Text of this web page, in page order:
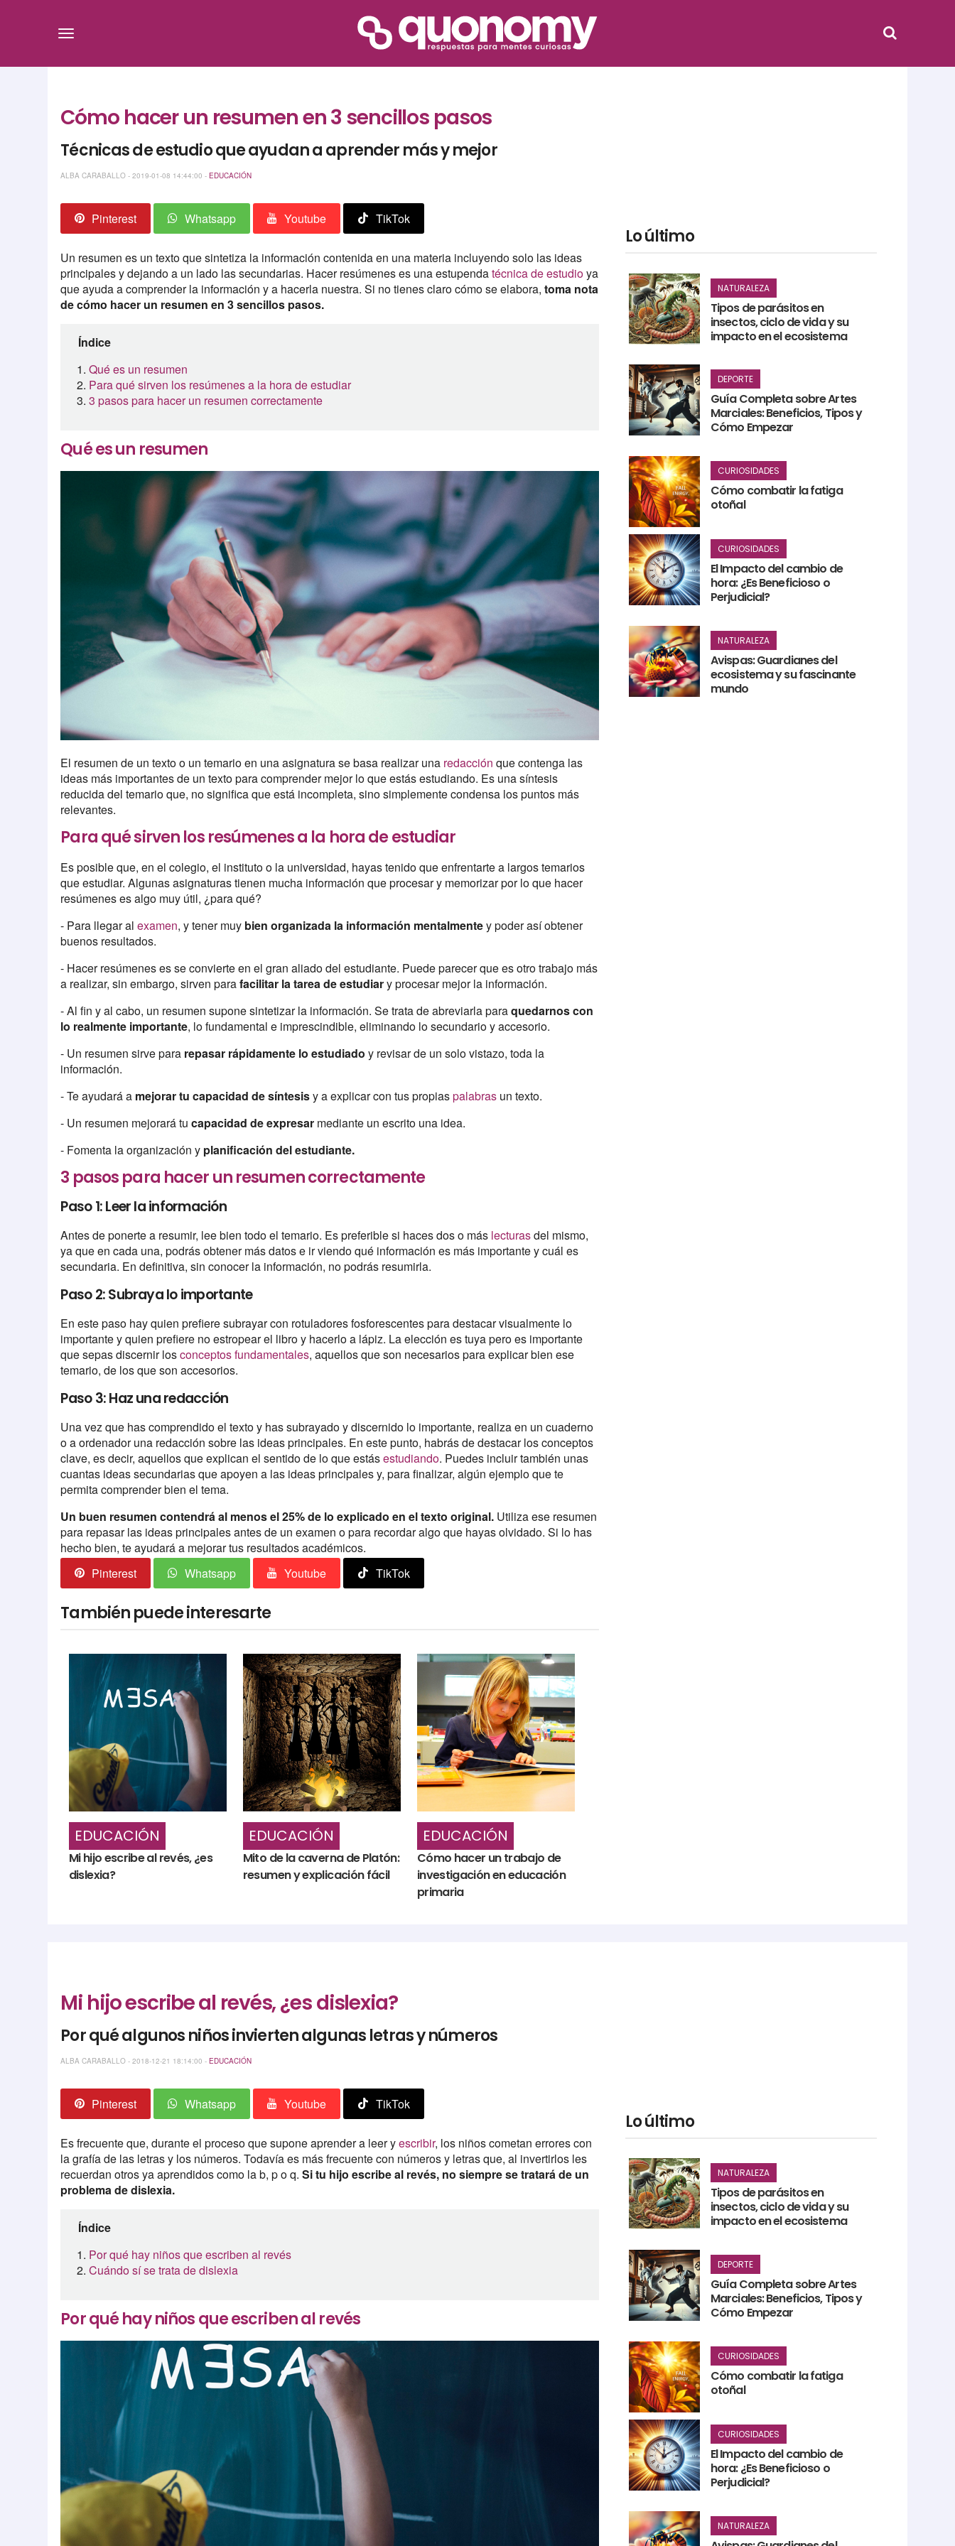
Cómo hacer un resumen en 3 sencillos pasos
Técnicas de estudio que ayudan a aprender más y mejor
ALBA CARABALLO - 2019-01-08 14:44:00 -EDUCACIÓN
Pinterest Whatsapp Youtube TikTok
Un resumen es un texto que sintetiza la información contenida en una materia incluyendo solo las ideas
principales y dejando a un lado las secundarias. Hacer resúmenes es una estupendatécnica de estudioya
que ayuda a comprender la información y a hacerla nuestra. Si no tienes claro cómo se elabora,toma nota
de cómo hacer un resumen en 3 sencillos pasos.
Índice
Qué es un resumen
Para qué sirven los resúmenes a la hora de estudiar
3 pasos para hacer un resumen correctamente
Qué es un resumen
El resumen de un texto o un temario en una asignatura se basa realizar una redacciónque contenga las
ideas más importantes de un texto para comprender mejor lo que estás estudiando. Es una síntesis
reducida del temario que, no significa que está incompleta, sino simplemente condensa los puntos más
relevantes.
Para qué sirven los resúmenes a la hora de estudiar
Es posible que, en el colegio, el instituto o la universidad, hayas tenido que enfrentarte a largos temarios
que estudiar. Algunas asignaturas tienen mucha información que procesar y memorizar por lo que hacer
resúmenes es algo muy útil, ¿para qué?
- Para llegar alexamen, y tener muy bien organizada la información mentalmentey poder así obtener
buenos resultados.
- Hacer resúmenes es se convierte en el gran aliado del estudiante. Puede parecer que es otro trabajo más
a realizar, sin embargo, sirven parafacilitar la tarea de estudiary procesar mejor la información.
- Al fin y al cabo, un resumen supone sintetizar la información. Se trata de abreviarla paraquedarnos con
lo realmente importante, lo fundamental e imprescindible, eliminando lo secundario y accesorio.
- Un resumen sirve para repasar rápidamente lo estudiado y revisar de un solo vistazo, toda la
información.
- Te ayudará a mejorar tu capacidad de síntesisy a explicar con tus propiaspalabras un texto.
- Un resumen mejorará tucapacidad de expresar mediante un escrito una idea.
- Fomenta la organización y planificación del estudiante.
3 pasos para hacer un resumen correctamente
Paso 1: Leer la información
Antes de ponerte a resumir, lee bien todo el temario. Es preferible si haces dos o más lecturasdel mismo,
ya que en cada una, podrás obtener más datos e ir viendo qué información es más importante y cuál es
secundaria. En definitiva, sin conocer la información, no podrás resumirla.
Paso 2: Subraya lo importante
En este paso hay quien prefiere subrayar con rotuladores fosforescentes para destacar visualmente lo
importante y quien prefiere no estropear el libro y hacerlo a lápiz. La elección es tuya pero es importante
que sepas discernir losconceptos fundamentales, aquellos que son necesarios para explicar bien ese
temario, de los que son accesorios.
Paso 3: Haz una redacción
Una vez que has comprendido el texto y has subrayado y discernido lo importante, realiza en un cuaderno
o a ordenador una redacción sobre las ideas principales. En este punto, habrás de destacar los conceptos
clave, es decir, aquellos que explican el sentido de lo que estásestudiando. Puedes incluir también unas
cuantas ideas secundarias que apoyen a las ideas principales y, para finalizar, algún ejemplo que te
permita comprender bien el tema.
Un buen resumen contendrá al menos el 25% de lo explicado en el texto original. Utiliza ese resumen
para repasar las ideas principales antes de un examen o para recordar algo que hayas olvidado. Si lo has
hecho bien, te ayudará a mejorar tus resultados académicos.
Pinterest
Whatsapp Youtube TikTok
También puede interesarte
EDUCACIÓN
Mi hijo escribe al revés, ¿es
dislexia?
EDUCACIÓN
Mito de la caverna de Platón:
resumen y explicación fácil
EDUCACIÓN
Cómo hacer un trabajo de
investigación en educación
primaria
Lo último
NATURALEZA
Tipos de parásitos en
insectos, ciclo de vida y su
impacto en el ecosistema
DEPORTE
Guía Completa sobre Artes
Marciales: Beneficios, Tipos y
Cómo Empezar
CURIOSIDADES
Cómo combatir la fatiga
otoñal
CURIOSIDADES
El Impacto del cambio de
hora: ¿Es Beneficioso o
Perjudicial?
NATURALEZA
Avispas: Guardianes del
ecosistema y su fascinante
mundo
Mi hijo escribe al revés, ¿es dislexia?
Por qué algunos niños invierten algunas letras y números
ALBA CARABALLO - 2018-12-21 18:14:00 -EDUCACIÓN
Pinterest Whatsapp Youtube TikTok
Es frecuente que, durante el proceso que supone aprender a leer yescribir, los niños cometan errores con
la grafía de las letras y los números. Todavía es más frecuente con números y letras que, al invertirlos les
recuerdan otros ya aprendidos como la b, p o q.Si tu hijo escribe al revés, no siempre se tratará de un
problema de dislexia.
Índice
Por qué hay niños que escriben al revés
Cuándo sí se trata de dislexia
Por qué hay niños que escriben al revés
Lo último
NATURALEZA
Tipos de parásitos en
insectos, ciclo de vida y su
impacto en el ecosistema
DEPORTE
Guía Completa sobre Artes
Marciales: Beneficios, Tipos y
Cómo Empezar
CURIOSIDADES
Cómo combatir la fatiga
otoñal
CURIOSIDADES
El Impacto del cambio de
hora: ¿Es Beneficioso o
Perjudicial?
NATURALEZA